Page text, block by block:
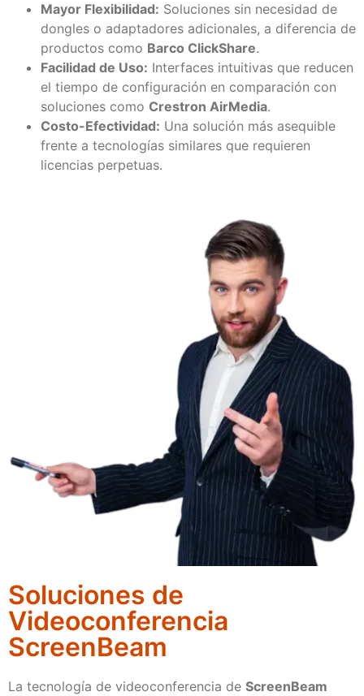
Mayor Flexibilidad: Soluciones sin necesidad de
dongles o adaptadores adicionales, a diferencia de
productos como Barco ClickShare.
Facilidad de Uso: Interfaces intuitivas que reducen
el tiempo de configuración en comparación con
soluciones como Crestron AirMedia.
Costo-Efectividad: Una solución más asequible
frente a tecnologías similares que requieren
licencias perpetuas.
Soluciones de
Videoconferencia
ScreenBeam
La tecnología de videoconferencia de ScreenBeam